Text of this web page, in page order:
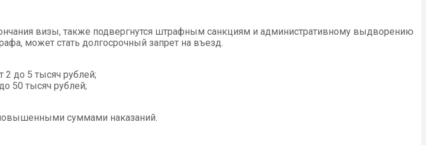
визы, также подвергнутся штрафным санкциям и административному выдворению
может стать долгосрочный запрет на въезд.
до 5 тысяч рублей;
50 тысяч рублей;
суммами наказаний.